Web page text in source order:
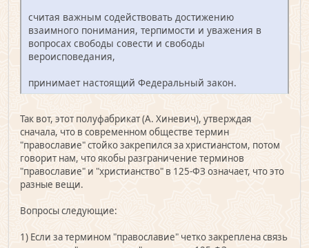
считая важным содействовать достижению
взаимного понимания, терпимости и уважения в
вопросах свободы совести и свободы
вероисповедания,
принимает настоящий Федеральный закон.
Так вот, этот полуфабрикат (А. Хиневич), утверждая
сначала, что в современном обществе термин
"православие" стойко закрепился за христианстом, потом
говорит нам, что якобы разграничение терминов
"православие" и "христианство" в 125-ФЗ означает, что это
разные вещи.
Вопросы следующие:
1) Если за термином "православие" четко закреплена связь